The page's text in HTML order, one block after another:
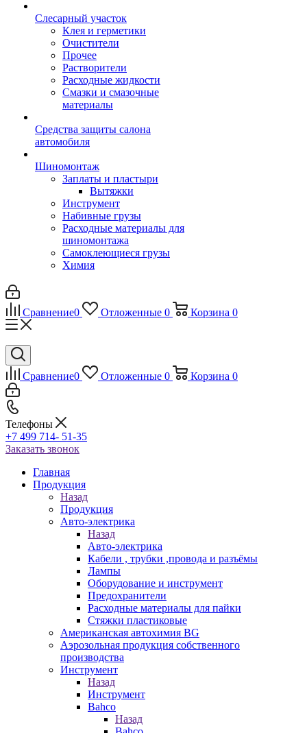
Слесарный участок
Клея и герметики
Очистители
Прочее
Растворители
Расходные жидкости
Смазки и смазочные
материалы
Средства защиты салона
автомобиля
Шиномонтаж
Заплаты и пластыри
Вытяжки
Инструмент
Набивные грузы
Расходные материалы для
шиномонтажа
Самоклеющиеся грузы
Химия
Сравнение0 Отложенные 0 Корзина 0
Сравнение0 Отложенные 0 Корзина 0
Телефоны
+7 499 714- 51-35
Заказать звонок
Главная
Продукция
Назад
Продукция
Авто-электрика
Назад
Авто-электрика
Кабели , трубки ,провода и разъёмы
Лампы
Оборудование и инструмент
Предохранители
Расходные материалы для пайки
Стяжки пластиковые
Американская автохимия BG
Аэрозольная продукция собственного
производства
Инструмент
Назад
Инструмент
Bahco
Назад